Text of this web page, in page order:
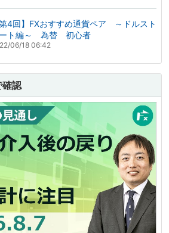
第4回】FXおすすめ通貨ペア ～ドルスト
ト編～ 為替 初心者
06/18 06:42
認